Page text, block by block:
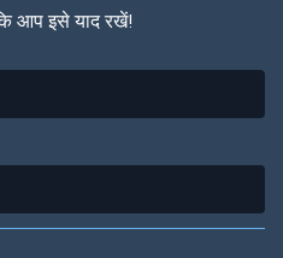
आप इसे याद रखें!